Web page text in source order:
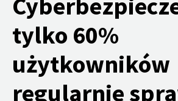
tylko 60%
użytkowników
regularnie